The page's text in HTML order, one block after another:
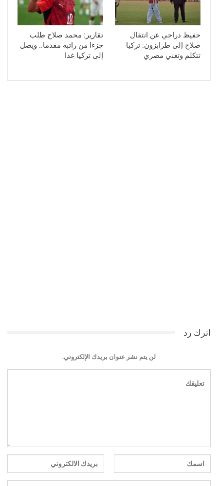
حفيظ دراجي عن انتقال
صلاح إلى طرابزون: تركيا
تتكلم وتغني مصري
تقارير: محمد صلاح طلب
جزءا من راتبه مقدما.. ويصل
إلى تركيا غدا
اترك رد
لن يتم نشر عنوان بريدك الإلكتروني.